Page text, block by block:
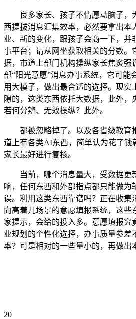
良多家长、孩子不情愿动脑子，
西提拔消息汇集效率，必然要拿出本
业、新的变化，跟孩子会商一下，并
事平台；请从网坐获取相关的分数。
据，市道上部门机构操纵家长焦炙强
部“阳光意愿”消息办事系统，它可能
用大模子，做出最合适的选择。现实
隙的，这类东西依托大数据，此外，
若何分辨、无效操纵？此外。
都被忽略掉了。以及各省级教育
道上有各类AI东西，简单认为花了钱
家长最好进行复核。
当前，哪个消息量大，受数据更
响，任何东西和外部指点都只能做为
误。利用这类东西靠谱吗？正在收集
向高着儿场景的意愿填报系统，这些
家提示，会给的投入多。意愿填报究
业规划的个性化选择，办事质量参差
率？可是相对的一些量小的，再做出
20